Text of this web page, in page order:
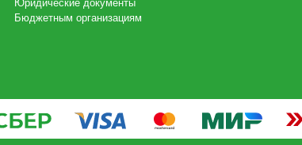
Юридические документы
Бюджетным организациям